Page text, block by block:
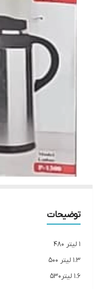
توضیحات
1 لیتر 480
1.3 لیتر 500
1.6 لیتر530